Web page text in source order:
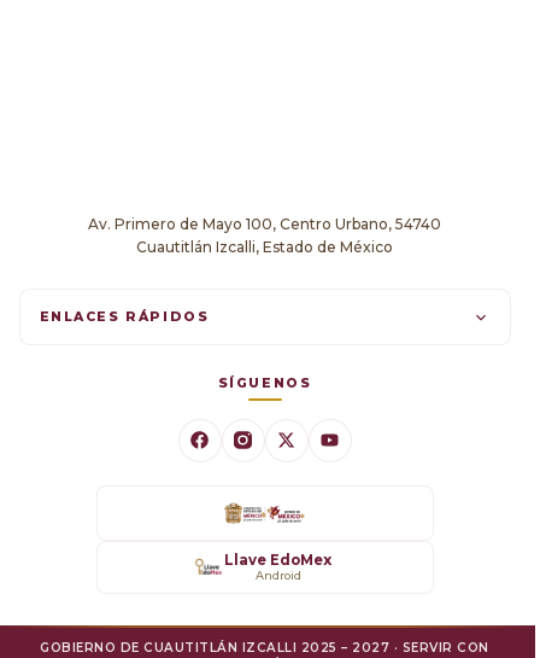
Av. Primero de Mayo 100, Centro Urbano, 54740
Cuautitlán Izcalli, Estado de México
ENLACES RÁPIDOS
SÍGUENOS
Llave EdoMex
Android
GOBIERNO DE CUAUTITLÁN IZCALLI 2025 – 2027 · SERVIR CON